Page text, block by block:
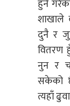
हुने
शाखाले
दुनै र
वितरण
नुन र
सकेको
त्यहाँ